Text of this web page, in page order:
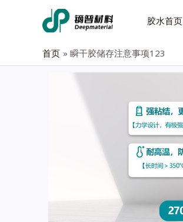
胶水首页
首页 瞬干胶储存注意事项123